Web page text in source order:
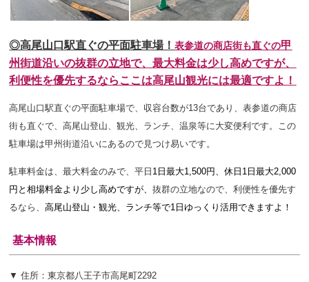
◎高尾山口駅直ぐの平面駐車場！表参道の商店街も直ぐの甲
州街道沿いの抜群の立地で、最大料金は少し高めですが、
利便性を優先するならここは高尾山観光には最適ですよ！
高尾山口駅直ぐの平面駐車場で、収容台数が13台であり、表参道の商店
街も直ぐで、高尾山登山、観光、ランチ、温泉等に大変便利です。この
駐車場は甲州街道沿いにあるので見つけ易いです。
駐車料金は、最大料金のみで、平日 1日最大1,500円、休日1日最大2,000
円と相場料金より少し高めですが、抜群の立地なので、利便性を優先す
るなら、高尾山登山・観光、ランチ等で1日ゆっくり活用できますよ！
基本情報
▼ 住所：東京都八王子市高尾町2292